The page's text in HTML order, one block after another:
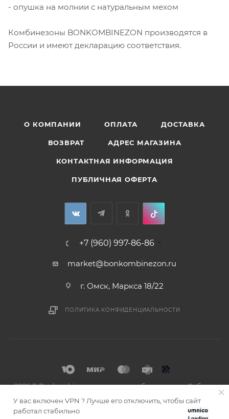
- опушка на молнии с натуральным мехом
Комбинезоны BONKOMBINEZON производятся в
России и имеют декларацию соответствия.
О КОМПАНИИ ОПЛАТА ДОСТАВКА
ВОЗВРАТ АДРЕС МАГАЗИНА
КОНТАКТНАЯ ИНФОРМАЦИЯ
ПУБЛИЧНАЯ ОФЕРТА
+7 (960) 997-86-86
market@bonkombinezon.ru
г. Омск, Маркса 18/22
ПОЛИТИКА КОНФИДЕНЦИАЛЬНОСТИ
2026 © Bonkombinezon- зимние комбинезоны из Сибири
У вас включен VPN ? Лучше его отключить, чтобы сайт
работал стабильно